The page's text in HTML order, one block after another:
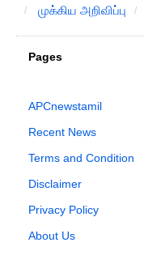
முக்கிய அறிவிப்பு
Pages
APCnewstamil
Recent News
Terms and Condition
Disclaimer
Privacy Policy
About Us